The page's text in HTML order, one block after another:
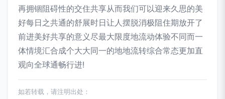
再拥锢阻碍性的交住共享从而我们可以迎来久思的美
好每日之共通的舒展时日让人摆脱消极阻住期放开了
前进美好共享的意义尽最大限度地流动体验不同而一
体情境汇合成个大大同一的地地流转综合常态更加直
观向全球通畅行进!
如若转载，请注明出处：